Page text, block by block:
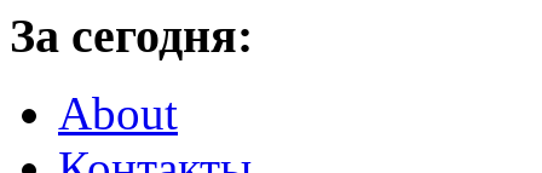
За сегодня:
About